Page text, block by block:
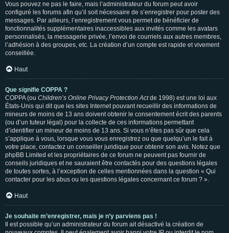
Vous pouvez ne pas le faire, mais l’administrateur du forum peut avoir
configuré les forums afin qu’il soit nécessaire de s’enregistrer pour poster des
messages. Par ailleurs, l’enregistrement vous permet de bénéficier de
fonctionnalités supplémentaires inaccessibles aux invités comme les avatars
personnalisés, la messagerie privée, l’envoi de courriels aux autres membres,
l’adhésion à des groupes, etc. La création d’un compte est rapide et vivement
conseillée.
Haut
Que signifie COPPA ?
COPPA (ou Children’s Online Privacy Protection Actde 1998) est une loi aux
États-Unis qui dit que les sites Internet pouvant recueillir des informations de
mineurs de moins de 13 ans doivent obtenir le consentement écrit des parents
(ou d’un tuteur légal) pour la collecte de ces informations permettant
d’identifier un mineur de moins de 13 ans. Si vous n’êtes pas sûr que cela
s’applique à vous, lorsque vous vous enregistrez ou que quelqu’un le fait à
votre place, contactez un conseiller juridique pour obtenir son avis. Notez que
phpBB Limited et les propriétaires de ce forum ne peuvent pas fournir de
conseils juridiques et ne sauraient être contactés pour des questions légales
de toutes sortes, à l’exception de celles mentionnées dans la question « Qui
contacter pour les abus ou les questions légales concernant ce forum ? ».
Haut
Je souhaite m’enregistrer, mais je n’y parviens pas !
Il est possible qu’un administrateur du forum ait désactivé la création de